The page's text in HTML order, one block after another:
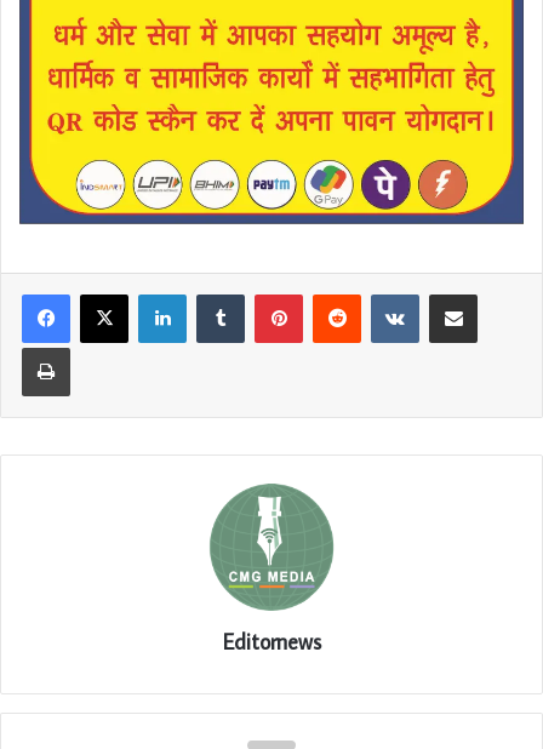
LinkedInTumblr PinterestReddit VKontakteShare via Email
Print
Editornews